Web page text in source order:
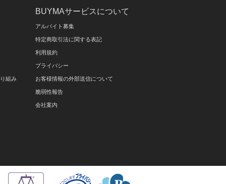
組み
BUYMAサービスについて
アルバイト募集
特定商取引法に関する表記
利用規約
プライバシー
お客様情報の外部送信について
脆弱性報告
会社案内